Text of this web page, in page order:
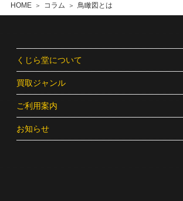
HOME コラム 鳥瞰図とは
くじら堂について
買取ジャンル
ご利用案内
お知らせ